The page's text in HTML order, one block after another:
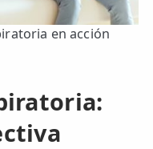
en acción